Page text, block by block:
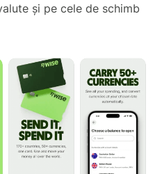
și pe cele de schimb